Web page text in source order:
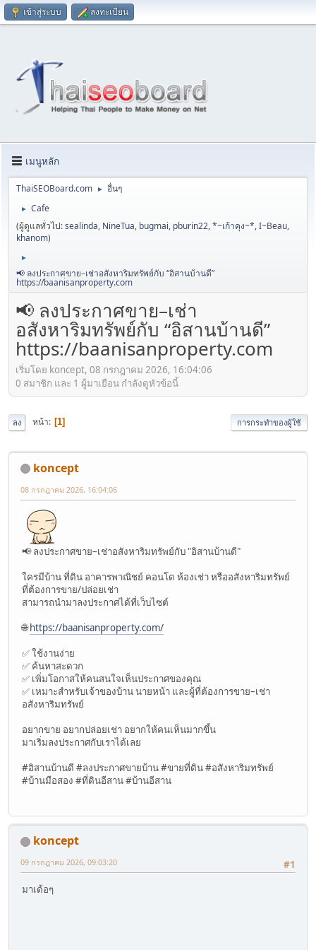
เข้าสู่ระบบ ลงทะเบียน
เมนูหลัก
ThaiSEOBoard.com ► อื่นๆ
►
Cafe
(ผู้ดูแลทั่วไป:sealinda, NineTua, bugmai, pburin22,*~เก้าคุง~*,I~Beau,
khanom)
►
📢 ลงประกาศขาย–เช่าอสังหาริมทรัพย์กับ “อิสานบ้านดี”
https://baanisanproperty.com
📢 ลงประกาศขาย–เช่า
อสังหาริมทรัพย์กับ “อิสานบ้านดี”
https://baanisanproperty.com
เริ่มโดย koncept, 08 กรกฎาคม 2026, 16:04:06
0 สมาชิก และ 1 ผู้มาเยือน กำลังดูหัวข้อนี้
ลง หน้า 1 การกระทำของผู้ใช้
koncept
08 กรกฎาคม 2026, 16:04:06
📢 ลงประกาศขาย–เช่าอสังหาริมทรัพย์กับ "อิสานบ้านดี"
ใครมีบ้าน ที่ดิน อาคารพาณิชย์ คอนโด ห้องเช่า หรืออสังหาริมทรัพย์
ที่ต้องการขาย/ปล่อยเช่า
สามารถนำมาลงประกาศได้ที่เว็บไซต์
🌐https://baanisanproperty.com/
✅ ใช้งานง่าย
✅ ค้นหาสะดวก
✅ เพิ่มโอกาสให้คนสนใจเห็นประกาศของคุณ
✅ เหมาะสำหรับเจ้าของบ้าน นายหน้า และผู้ที่ต้องการขาย–เช่า
อสังหาริมทรัพย์
อยากขาย อยากปล่อยเช่า อยากให้คนเห็นมากขึ้น
มาเริ่มลงประกาศกับเราได้เลย
#อิสานบ้านดี #ลงประกาศขายบ้าน #ขายที่ดิน #อสังหาริมทรัพย์
#บ้านมือสอง #ที่ดินอีสาน #บ้านอีสาน
koncept
#1
09 กรกฎาคม 2026, 09:03:20
มาเด้อๆ